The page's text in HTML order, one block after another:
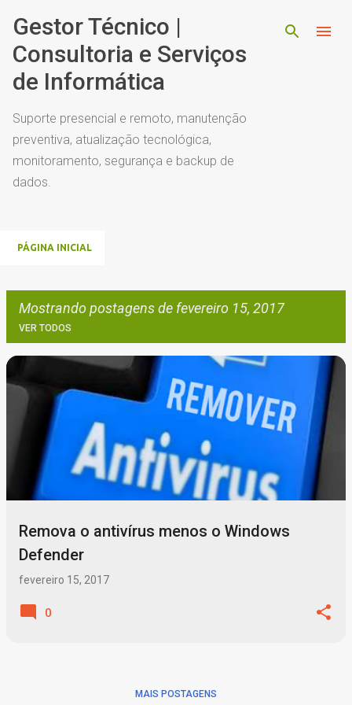
Pular para o conteúdo principal
Gestor Técnico |
Consultoria e Serviços
de Informática
Suporte presencial e remoto, manutenção
preventiva, atualização tecnológica,
monitoramento, segurança e backup de
dados.
PÁGINA INICIAL
Mostrando postagens de fevereiro 15, 2017
VER TODOS
P
a
Remova o antivírus menos o Windows
Defender
fevereiro 15, 2017
0
MAIS POSTAGENS